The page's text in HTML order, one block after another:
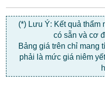
(*) Lưu Ý: Kết quả thẩm
có sẵn và cơ
Bảng giá trên chỉ mang
phải là mức giá niêm